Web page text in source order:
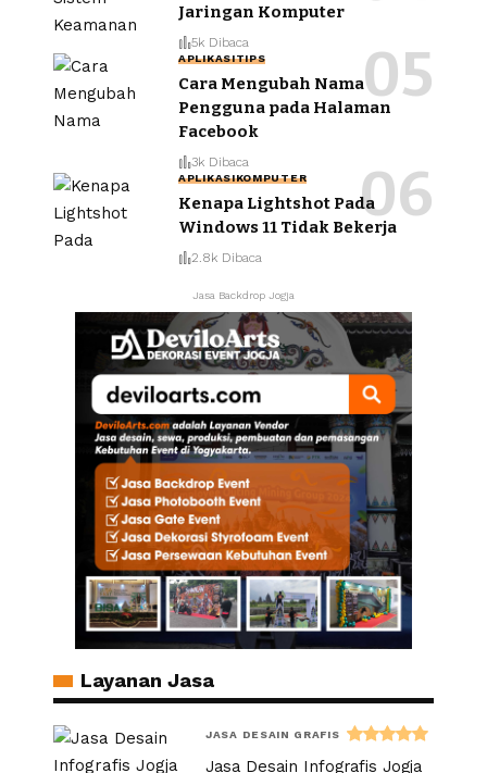
Jaringan Komputer
5k Dibaca
APLIKASITIPS
Cara Mengubah Nama
Pengguna pada Halaman
Facebook
3k Dibaca
APLIKASIKOMPUTER
Kenapa Lightshot Pada
Windows 11 Tidak Bekerja
2.8k Dibaca
Jasa Backdrop Jogja
Layanan Jasa
JASA DESAIN GRAFIS
Dinilai
Jasa Desain Infografis Jogja